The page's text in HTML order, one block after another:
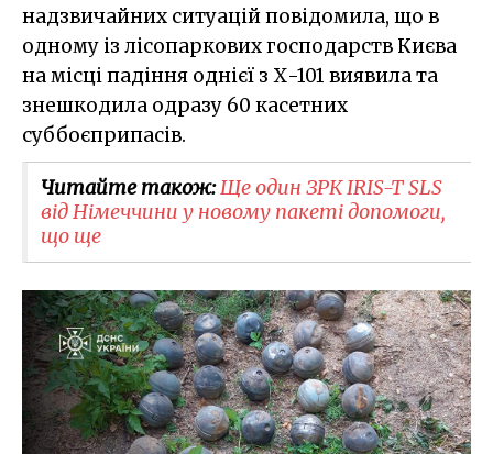
надзвичайних ситуацій повідомила, що в
одному із лісопаркових господарств Києва
на місці падіння однієї з Х-101 виявила та
знешкодила одразу 60 касетних
суббоєприпасів.
Читайте також:Ще один ЗРК IRIS-T SLS
від Німеччини у новому пакеті допомоги,
що ще